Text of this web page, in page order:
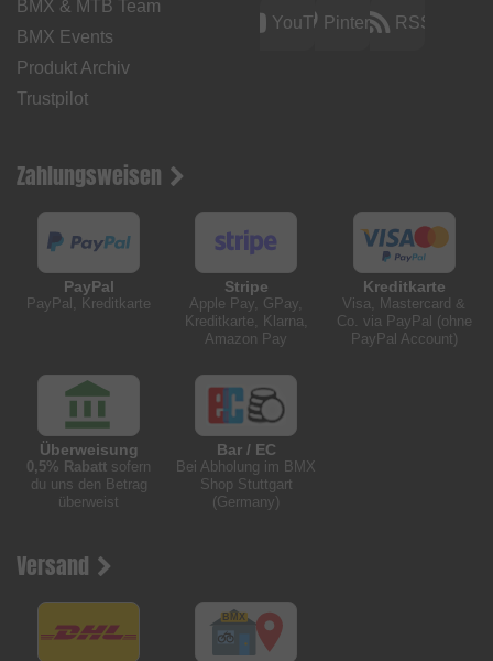
BMX & MTB Team
BMX Events
Produkt Archiv
Trustpilot
YouTubePinterest RSS
Zahlungsweisen
PayPal
PayPal, Kreditkarte
Stripe
Apple Pay, GPay,
Kreditkarte, Klarna,
Amazon Pay
Kreditkarte
Visa, Mastercard &
Co. via PayPal (ohne
PayPal Account)
Überweisung
0,5% Rabatt sofern
du uns den Betrag
überweist
Bar / EC
Bei Abholung im BMX
Shop Stuttgart
(Germany)
Versand